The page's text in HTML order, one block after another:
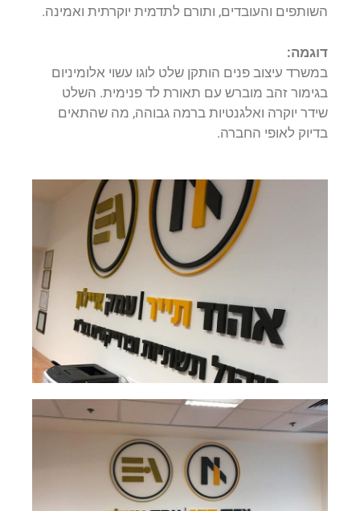
השותפים והעובדים, ותורם לתדמית יוקרתית ואמינה.
דוגמה:
במשרד עיצוב פנים הותקן שלט לוגו עשוי אלומיניום
בגימור זהב מוברש עם תאורת לד פנימית. השלט
שידר יוקרה ואלגנטיות ברמה גבוהה, מה שהתאים
בדיוק לאופי החברה.